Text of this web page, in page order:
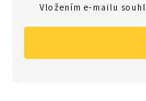
Vložením e-mailu